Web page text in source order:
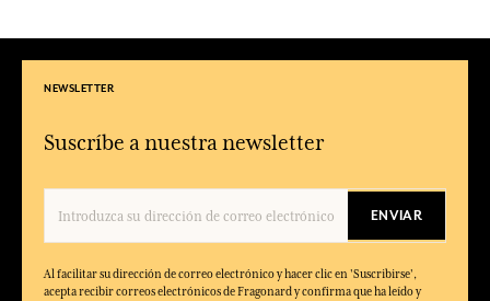
NEWSLETTER
Suscríbe a nuestra newsletter
ENVIAR
Al facilitar su dirección de correo electrónico y hacer clic en 'Suscribirse',
acepta recibir correos electrónicos de Fragonard y confirma que ha leído y